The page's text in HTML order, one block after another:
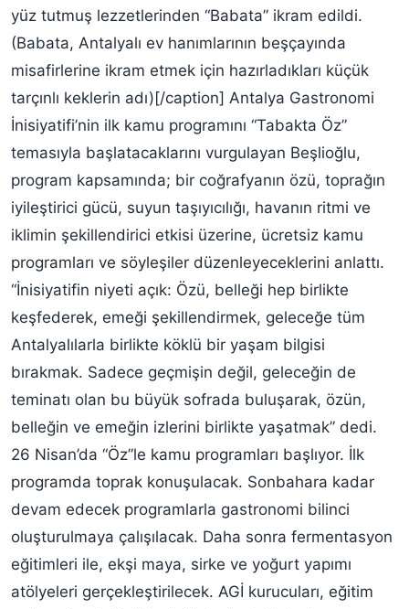
yüz tutmuş lezzetlerinden “Babata” ikram edildi.
(Babata, Antalyalı ev hanımlarının beşçayında
misafirlerine ikram etmek için hazırladıkları küçük
tarçınlı keklerin adı)[/caption] Antalya Gastronomi
İnisiyatifi’nin ilk kamu programını “Tabakta Öz”
temasıyla başlatacaklarını vurgulayan Beşlioğlu,
program kapsamında; bir coğrafyanın özü, toprağın
iyileştirici gücü, suyun taşıyıcılığı, havanın ritmi ve
iklimin şekillendirici etkisi üzerine, ücretsiz kamu
programları ve söyleşiler düzenleyeceklerini anlattı.
“İnisiyatifin niyeti açık: Özü, belleği hep birlikte
keşfederek, emeği şekillendirmek, geleceğe tüm
Antalyalılarla birlikte köklü bir yaşam bilgisi
bırakmak. Sadece geçmişin değil, geleceğin de
teminatı olan bu büyük sofrada buluşarak, özün,
belleğin ve emeğin izlerini birlikte yaşatmak” dedi.
26 Nisan’da “Öz”le kamu programları başlıyor. İlk
programda toprak konuşulacak. Sonbahara kadar
devam edecek programlarla gastronomi bilinci
oluşturulmaya çalışılacak. Daha sonra fermentasyon
eğitimleri ile, ekşi maya, sirke ve yoğurt yapımı
atölyeleri gerçekleştirilecek. AGİ kurucuları, eğitim